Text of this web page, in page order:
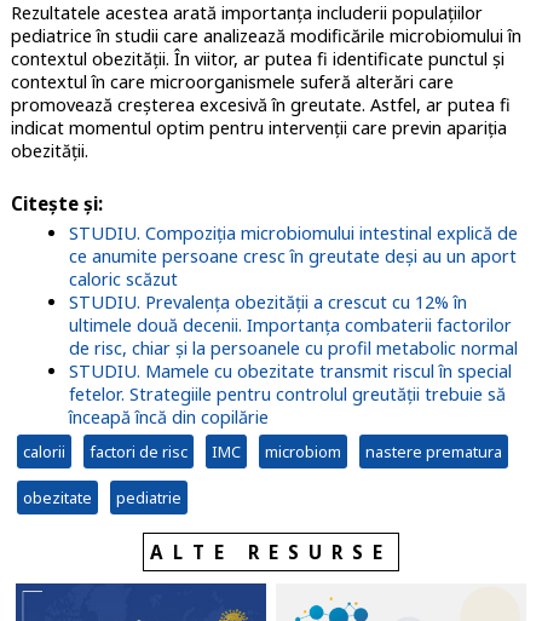
Rezultatele acestea arată importanța includerii populațiilor
pediatrice în studii care analizează modificările microbiomului în
contextul obezității. În viitor, ar putea fi identificate punctul și
contextul în care microorganismele suferă alterări care
promovează creșterea excesivă în greutate. Astfel, ar putea fi
indicat momentul optim pentru intervenții care previn apariția
obezității.
Citește și:
STUDIU. Compoziția microbiomului intestinal explică de
ce anumite persoane cresc în greutate deși au un aport
caloric scăzut
STUDIU. Prevalența obezității a crescut cu 12% în
ultimele două decenii. Importanța combaterii factorilor
de risc, chiar și la persoanele cu profil metabolic normal
STUDIU. Mamele cu obezitate transmit riscul în special
fetelor. Strategiile pentru controlul greutății trebuie să
înceapă încă din copilărie
calorii factori de risc IMC microbiom nastere prematura
obezitate pediatrie
ALTE RESURSE